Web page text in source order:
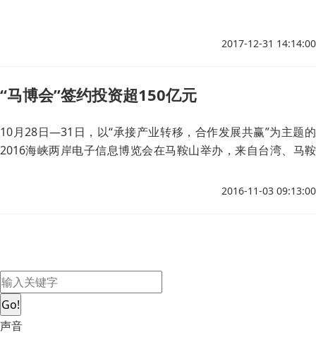
2017-12-31 14:14:00
“马博会”签约投资超150亿元
10月28日—31日，以“承接产业转移，合作发展共赢”为主题的
2016海峡两岸电子信息博览会在马鞍山举办，来自台湾、马鞍
2016-11-03 09:13:00
Go!
声音